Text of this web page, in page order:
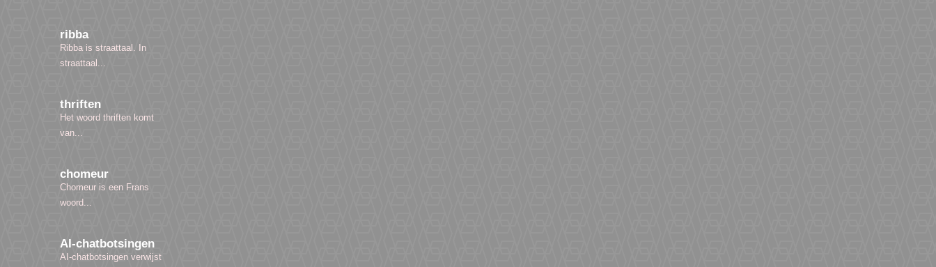
ribba
Ribba is straattaal. In
straattaal...
thriften
Het woord thriften komt
van...
chomeur
Chomeur is een Frans
woord...
AI-chatbotsingen
AI-chatbotsingen verwijst